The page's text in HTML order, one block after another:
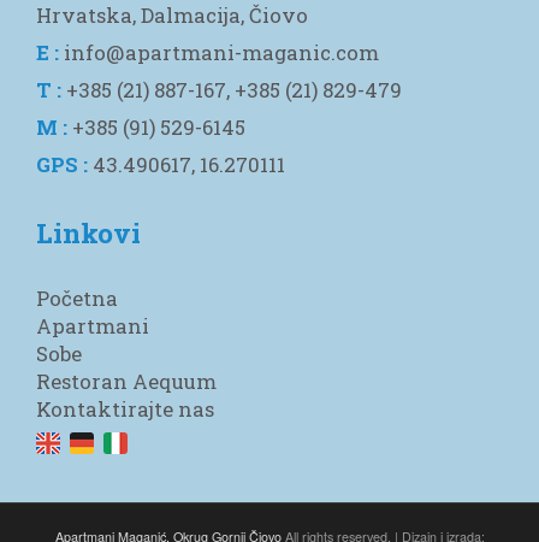
Hrvatska, Dalmacija, Čiovo
E : info@apartmani-maganic.com
T : +385 (21) 887-167, +385 (21) 829-479
M : +385 (91) 529-6145
GPS : 43.490617, 16.270111
Linkovi
Početna
Apartmani
Sobe
Restoran Aequum
Kontaktirajte nas
Apartmani Maganić, Okrug Gornji ČiovoAll rights reserved. | Dizajn i izrada: